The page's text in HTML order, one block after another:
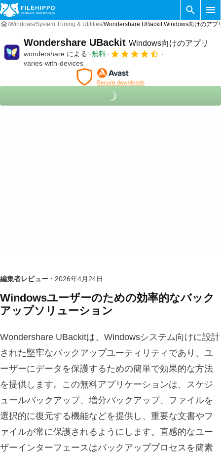
Windows System Tuning & Utilities Wondershare UBackit Windows向けのアプ
Wondershare UBackit Windows向けのアプリ
wondershare による
無料
varies-with-devices
編集者レビュー · 2026年4月24日
Windowsユーザーのための効率的なバック
アップソリューション
Wondershare UBackitは、Windowsシステム向けに設計
された堅牢なバックアップユーティリティであり、ユ
ーザーにデータを保護するための簡単で効果的な方法
を提供します。この無料アプリケーションは、スケジ
ュールバックアップ、増分バックアップ、ファイルを
選択的に復元する機能などを提供し、重要な文書やフ
ァイルが常に保護されるようにします。直感的なユー
ザーインターフェースはバックアッププロセスを簡素